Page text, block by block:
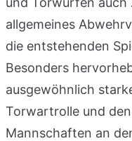
allgemeines
die entstehenden
Besonders
ausgewöhnlich
Torwartrolle und
Mannschaften an